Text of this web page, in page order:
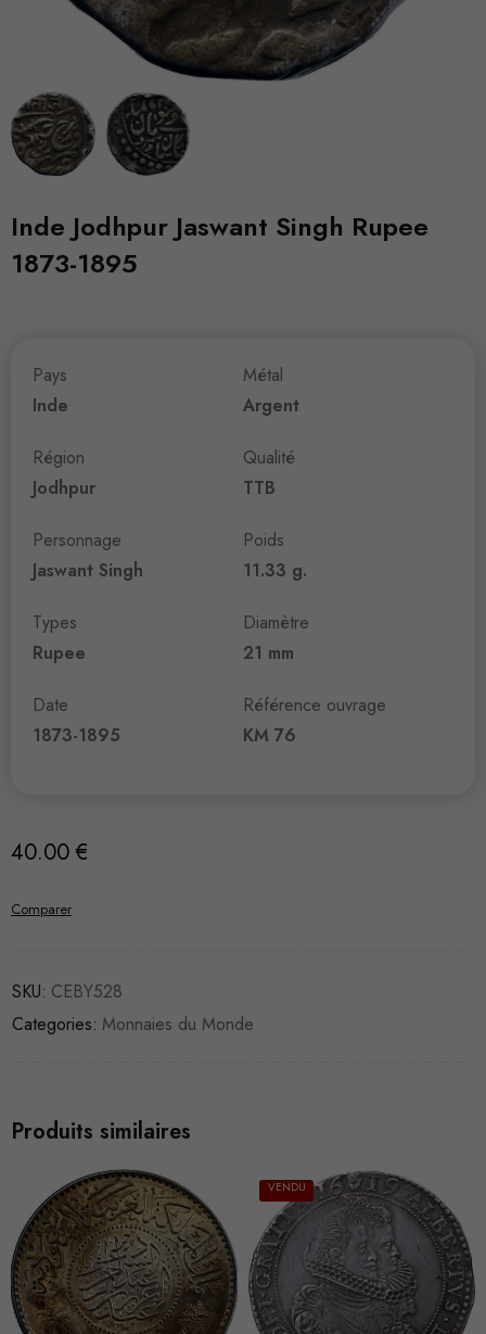
Inde Jodhpur Jaswant Singh Rupee
1873-1895
Pays
Inde
Région
Jodhpur
Personnage
Jaswant Singh
Types
Rupee
Date
1873-1895
Métal
Argent
Qualité
TTB
Poids
11.33 g.
Diamètre
21 mm
Référence ouvrage
KM 76
40.00 €
Comparer
SKU: CEBY528
Categories: Monnaies du Monde
Produits similaires
VENDU VENDU